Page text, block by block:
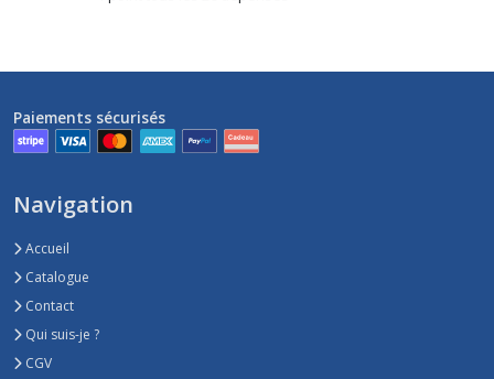
Paiements sécurisés
Navigation
Accueil
Catalogue
Contact
Qui suis-je ?
CGV